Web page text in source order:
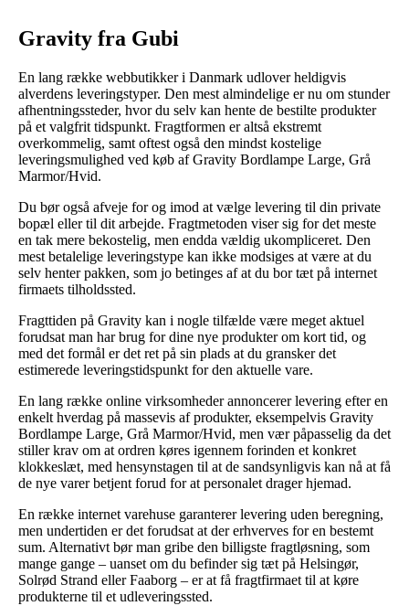
Gravity fra Gubi
En lang række webbutikker i Danmark udlover heldigvis
alverdens leveringstyper. Den mest almindelige er nu om stunder
afhentningssteder, hvor du selv kan hente de bestilte produkter
på et valgfrit tidspunkt. Fragtformen er altså ekstremt
overkommelig, samt oftest også den mindst kostelige
leveringsmulighed ved køb af Gravity Bordlampe Large, Grå
Marmor/Hvid.
Du bør også afveje for og imod at vælge levering til din private
bopæl eller til dit arbejde. Fragtmetoden viser sig for det meste
en tak mere bekostelig, men endda vældig ukompliceret. Den
mest betalelige leveringstype kan ikke modsiges at være at du
selv henter pakken, som jo betinges af at du bor tæt på internet
firmaets tilholdssted.
Fragttiden på Gravity kan i nogle tilfælde være meget aktuel
forudsat man har brug for dine nye produkter om kort tid, og
med det formål er det ret på sin plads at du gransker det
estimerede leveringstidspunkt for den aktuelle vare.
En lang række online virksomheder annoncerer levering efter en
enkelt hverdag på massevis af produkter, eksempelvis Gravity
Bordlampe Large, Grå Marmor/Hvid, men vær påpasselig da det
stiller krav om at ordren køres igennem forinden et konkret
klokkeslæt, med hensynstagen til at de sandsynligvis kan nå at få
de nye varer betjent forud for at personalet drager hjemad.
En række internet varehuse garanterer levering uden beregning,
men undertiden er det forudsat at der erhverves for en bestemt
sum. Alternativt bør man gribe den billigste fragtløsning, som
mange gange – uanset om du befinder sig tæt på Helsingør,
Solrød Strand eller Faaborg – er at få fragtfirmaet til at køre
produkterne til et udleveringssted.